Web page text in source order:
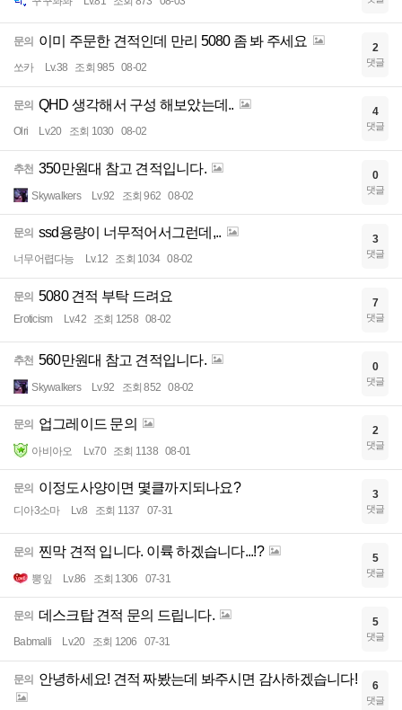
문의 이미 주문한 견적인데 만리 5080 좀 봐 주세요
쏘카 Lv.38 조회 985 08-02
2
댓글
문의 QHD 생각해서 구성 해보았는데..
Olri Lv.20 조회 1030 08-02
4
댓글
추천 350만원대 참고 견적입니다.
Skywalkers Lv.92 조회 962 08-02
0
댓글
문의 ssd용량이 너무적어서그런데,..
너무어렵다능 Lv.12 조회 1034 08-02
3
댓글
문의 5080 견적 부탁 드려요
Eroticism Lv.42 조회 1258 08-02
7
댓글
추천 560만원대 참고 견적입니다.
Skywalkers Lv.92 조회 852 08-02
0
댓글
문의 업그레이드 문의
아비아오 Lv.70 조회 1138 08-01
2
댓글
문의 이정도사양이면 몇클까지되나요?
디아3소마 Lv.8 조회 1137 07-31
3
댓글
문의 찐막 견적 입니다. 이륙 하겠습니다...!?
뽕잎 Lv.86 조회 1306 07-31
5
댓글
문의 데스크탑 견적 문의 드립니다.
Babmalli Lv.20 조회 1206 07-31
5
댓글
문의 안녕하세요! 견적 짜봤는데 봐주시면 감사하겠습니다! 6
댓글